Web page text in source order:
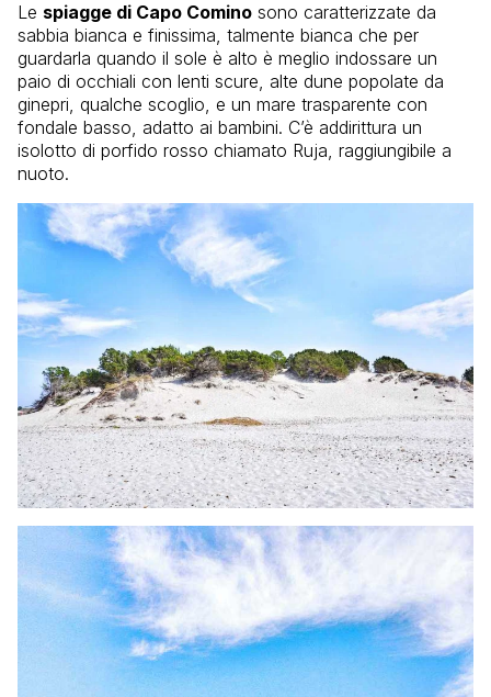
Le spiagge di Capo Comino sono caratterizzate da
sabbia bianca e finissima, talmente bianca che per
guardarla quando il sole è alto è meglio indossare un
paio di occhiali con lenti scure, alte dune popolate da
ginepri, qualche scoglio, e un mare trasparente con
fondale basso, adatto ai bambini. C’è addirittura un
isolotto di porfido rosso chiamato Ruja, raggiungibile a
nuoto.